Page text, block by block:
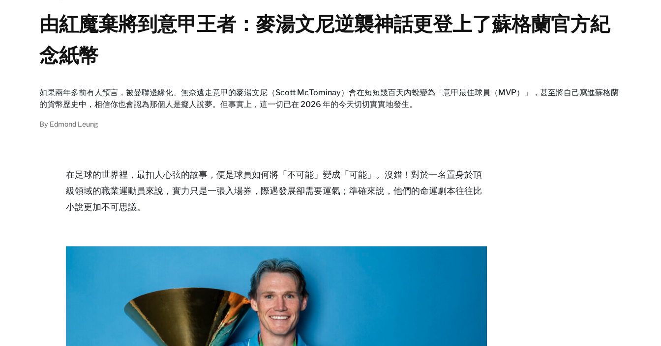
由紅魔棄將到意甲王者：麥湯文尼逆襲神話更登上了蘇格蘭官方紀
念紙幣
如果兩年多前有人預言，被曼聯邊緣化、無奈遠走意甲的麥湯文尼（Scott McTominay）會在短短幾百天內蛻變為「意甲最佳球員（MVP）」，甚至將自己寫進蘇格蘭
的貨幣歷史中，相信你也會認為那個人是癡人說夢。但事實上，這一切已在 2026 年的今天切切實實地發生。
By Edmond Leung
在足球的世界裡，最扣人心弦的故事，便是球員如何將「不可能」變成「可能」。沒錯！對於一名置身於頂
級領域的職業運動員來說，實力只是一張入場券，際遇發展卻需要運氣；準確來說，他們的命運劇本往往比
小說更加不可思議。